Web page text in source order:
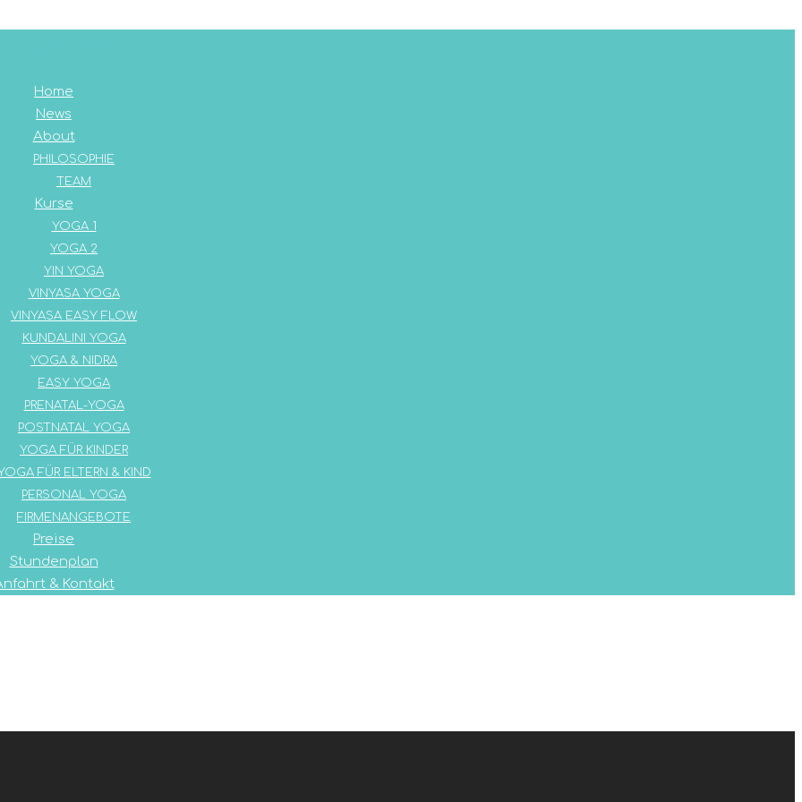
Home
News
About
PHILOSOPHIE
TEAM
Kurse
YOGA 1
YOGA 2
YIN YOGA
VINYASA YOGA
VINYASA EASY FLOW
KUNDALINI YOGA
YOGA & NIDRA
EASY YOGA
PRENATAL-YOGA
POSTNATAL YOGA
YOGA FÜR KINDER
FÜR ELTERN & KIND
PERSONAL YOGA
FIRMENANGEBOTE
Preise
Stundenplan
& Kontakt